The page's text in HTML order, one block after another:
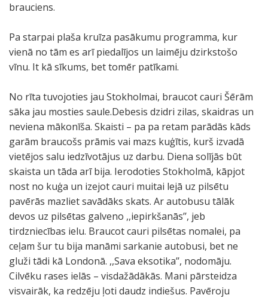
brauciens.
Pa starpai plaša kruīza pasākumu programma, kur
vienā no tām es arī piedalījos un laimēju dzirkstošo
vīnu. It kā sīkums, bet tomēr patīkami.
No rīta tuvojoties jau Stokholmai, braucot cauri Šērām
sāka jau mosties saule.Debesis dzidri zilas, skaidras un
neviena mākonīša. Skaisti – pa pa retam parādās kāds
garām braucošs prāmis vai mazs kuģītis, kurš izvadā
vietējos salu iedzīvotājus uz darbu. Diena solījās būt
skaista un tāda arī bija. Ierodoties Stokholmā, kāpjot
nost no kuģa un izejot cauri muitai lejā uz pilsētu
pavērās mazliet savādāks skats. Ar autobusu tālāk
devos uz pilsētas galveno ,,iepirkšanās’’, jeb
tirdzniecības ielu. Braucot cauri pilsētas nomalei, pa
ceļam šur tu bija manāmi sarkanie autobusi, bet ne
gluži tādi kā Londonā. ,,Sava eksotika’’, nodomāju.
Cilvēku rases ielās – visdažādākās. Mani pārsteidza
visvairāk, ka redzēju ļoti daudz indiešus. Pavēroju